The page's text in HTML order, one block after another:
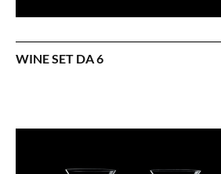
WINE SET DA 6